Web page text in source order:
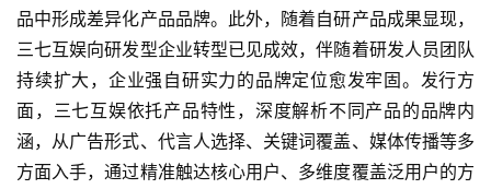
游
茶
接
会
品中形成差异化产品品牌。此外，随着自研产品成果显现，
三七互娱向研发型企业转型已见成效，伴随着研发人员团队
持续扩大，企业强自研实力的品牌定位愈发牢固。发行方
面，三七互娱依托产品特性，深度解析不同产品的品牌内
涵，从广告形式、代言人选择、关键词覆盖、媒体传播等多
方面入手，通过精准触达核心用户、多维度覆盖泛用户的方